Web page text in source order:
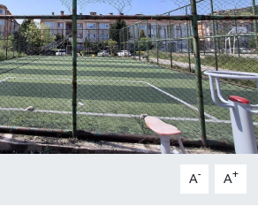
A- A+